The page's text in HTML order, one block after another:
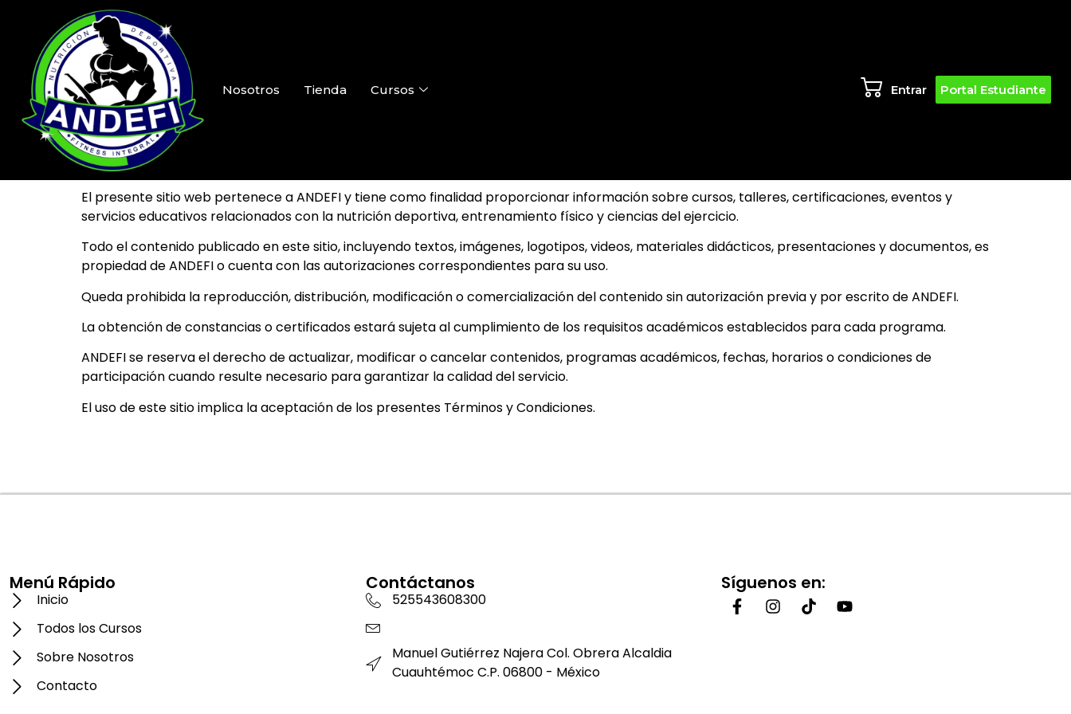
Nosotros Tienda Cursos Entrar Portal Estudiante
El presente sitio web pertenece a ANDEFI y tiene como finalidad proporcionar información sobre cursos, talleres, certificaciones, eventos y
servicios educativos relacionados con la nutrición deportiva, entrenamiento físico y ciencias del ejercicio.
Todo el contenido publicado en este sitio, incluyendo textos, imágenes, logotipos, videos, materiales didácticos, presentaciones y documentos, es
propiedad de ANDEFI o cuenta con las autorizaciones correspondientes para su uso.
Queda prohibida la reproducción, distribución, modificación o comercialización del contenido sin autorización previa y por escrito de ANDEFI.
La obtención de constancias o certificados estará sujeta al cumplimiento de los requisitos académicos establecidos para cada programa.
ANDEFI se reserva el derecho de actualizar, modificar o cancelar contenidos, programas académicos, fechas, horarios o condiciones de
participación cuando resulte necesario para garantizar la calidad del servicio.
El uso de este sitio implica la aceptación de los presentes Términos y Condiciones.
Menú Rápido
Inicio
Todos los Cursos
Sobre Nosotros
Contacto
Contáctanos
525543608300
Manuel Gutiérrez Najera Col. Obrera Alcaldia
Cuauhtémoc C.P. 06800 - México
Síguenos en: